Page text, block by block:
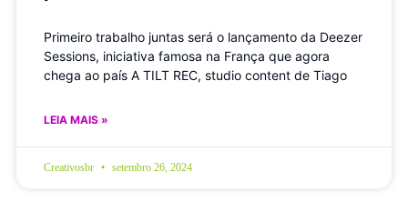
Primeiro trabalho juntas será o lançamento da Deezer
Sessions, iniciativa famosa na França que agora
chega ao país A TILT REC, studio content de Tiago
LEIA MAIS »
Creativosbr setembro 26, 2024